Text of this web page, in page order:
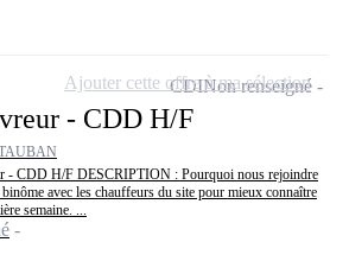
- CDD H/F
- CDD H/F DESCRIPTION : Pourquoi nous rejoindre
avec les chauffeurs du site pour mieux connaître
semaine. ...
CDINon renseigné
Ajouter cette offre à ma sélection